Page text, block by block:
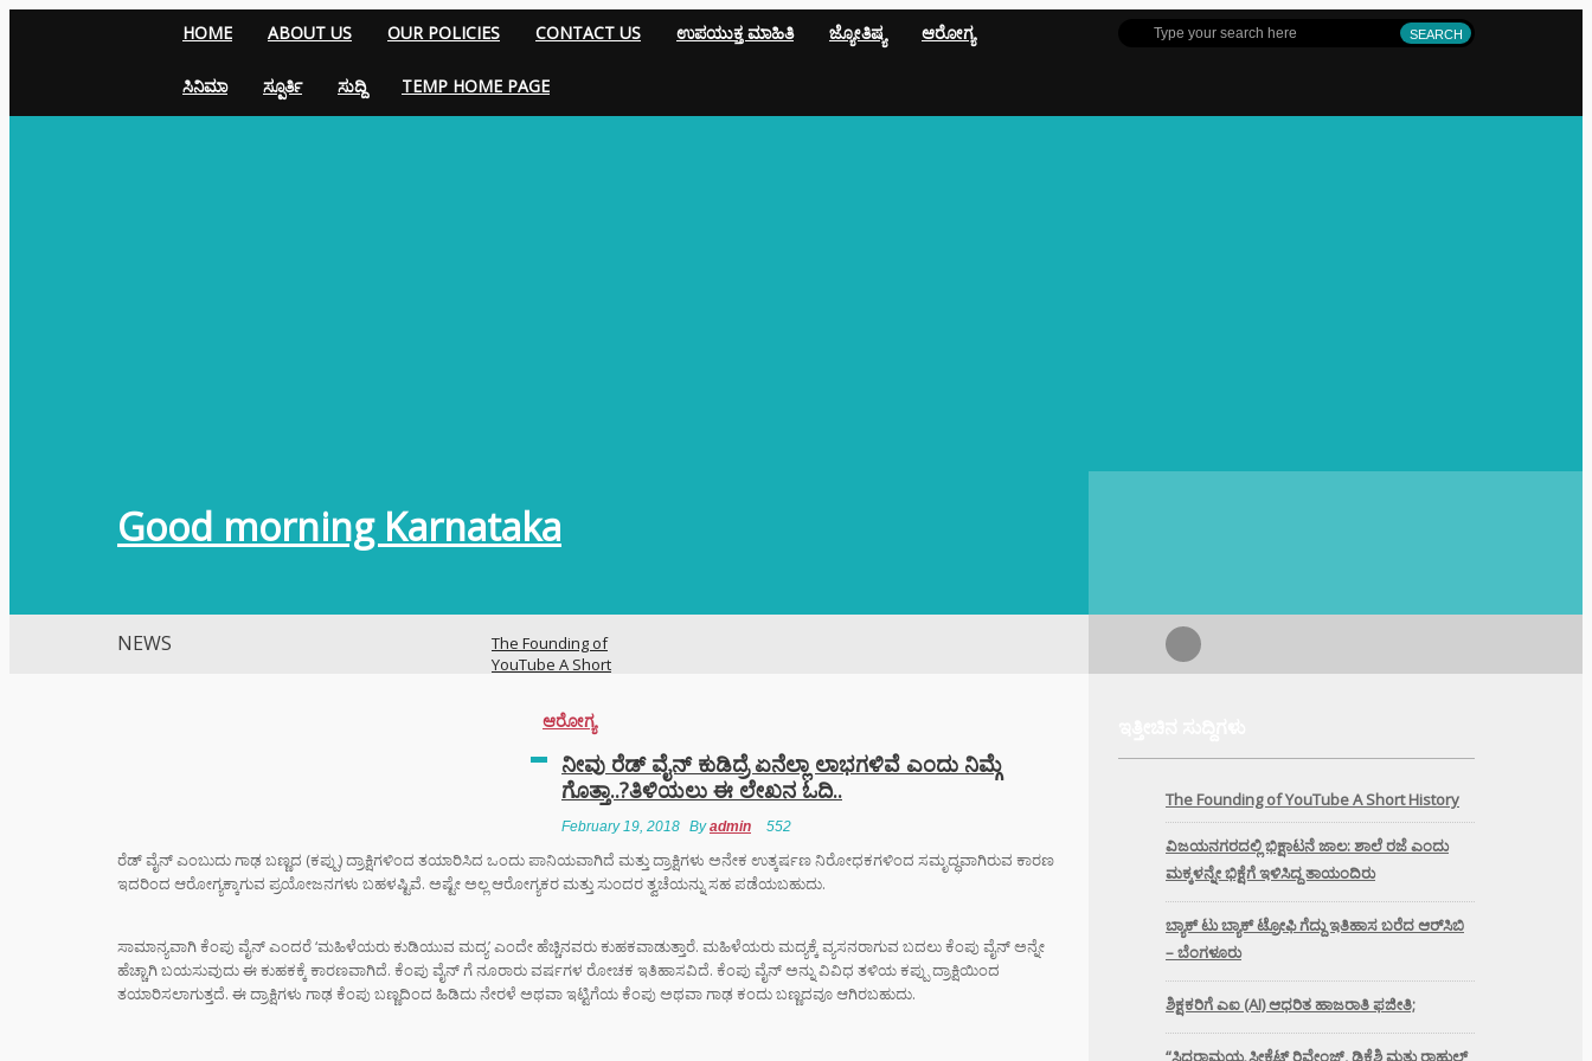
HOME ABOUT US OUR POLICIES CONTACT US ಉಪಯುಕ್ತ ಮಾಹಿತಿ ಜ್ಯೋತಿಷ್ಯ ಆರೋಗ್ಯ
ಸಿನಿಮಾ ಸ್ಪೂರ್ತಿ ಸುದ್ದಿ TEMP HOME PAGE
Good morning Karnataka
NEWS
The Founding of
YouTube A Short
ಭಿಕ್ಷಾಟನೆ ಜಾಲ: ಶಾಲೆ ರಜೆ
ಎಂದು ಮಕ್ಕಳನ್ನೇ ಭಿಕ್ಷೆಗೆ
ಇಳಿಸಿದ್ದ ತಾಯಂದಿರು
ಬ್ಯಾಕ್ ಟು ಬ್ಯಾಕ್ ಟ್ರೋಫಿ
ಆರ್‌ಸಿಬಿ – ಬೆಂಗಳೂರು
ಶಿಕ್ಷಕರಿಗೆ ಎಐ (AI)
ಆರೋಗ್ಯ
ನೀವು ರೆಡ್ ವೈನ್ ಕುಡಿದ್ರೆ ಏನೆಲ್ಲಾ ಲಾಭಗಳಿವೆ ಎಂದು ನಿಮ್ಗೆ
ಗೊತ್ತಾ..?ತಿಳಿಯಲು ಈ ಲೇಖನ ಓದಿ..
February 19, 2018 Byadmin 552
ರೆಡ್ ವೈನ್ ಎಂಬುದು ಗಾಢ ಬಣ್ಣದ (ಕಪ್ಪು) ದ್ರಾಕ್ಷಿಗಳಿಂದ ತಯಾರಿಸಿದ ಒಂದು ಪಾನಿಯವಾಗಿದೆ ಮತ್ತು ದ್ರಾಕ್ಷಿಗಳು ಅನೇಕ ಉತ್ಕರ್ಷಣ ನಿರೋಧಕಗಳಿಂದ ಸಮೃದ್ಧವಾಗಿರುವ ಕಾರಣ
ಇದರಿಂದ ಆರೋಗ್ಯಕ್ಕಾಗುವ ಪ್ರಯೋಜನಗಳು ಬಹಳಷ್ಟಿವೆ. ಅಷ್ಟೇ ಅಲ್ಲ ಆರೋಗ್ಯಕರ ಮತ್ತು ಸುಂದರ ತ್ವಚೆಯನ್ನು ಸಹ ಪಡೆಯಬಹುದು.
ಸಾಮಾನ್ಯವಾಗಿ ಕೆಂಪು ವೈನ್ ಎಂದರೆ ‘ಮಹಿಳೆಯರು ಕುಡಿಯುವ ಮದ್ಯ’ ಎಂದೇ ಹೆಚ್ಚಿನವರು ಕುಹಕವಾಡುತ್ತಾರೆ. ಮಹಿಳೆಯರು ಮದ್ಯಕ್ಕೆ ವ್ಯಸನರಾಗುವ ಬದಲು ಕೆಂಪು ವೈನ್ ಅನ್ನೇ
ಹೆಚ್ಚಾಗಿ ಬಯಸುವುದು ಈ ಕುಹಕಕ್ಕೆ ಕಾರಣವಾಗಿದೆ. ಕೆಂಪು ವೈನ್ ಗೆ ನೂರಾರು ವರ್ಷಗಳ ರೋಚಕ ಇತಿಹಾಸವಿದೆ. ಕೆಂಪು ವೈನ್ ಅನ್ನು ವಿವಿಧ ತಳಿಯ ಕಪ್ಪು ದ್ರಾಕ್ಷಿಯಿಂದ
ತಯಾರಿಸಲಾಗುತ್ತದೆ. ಈ ದ್ರಾಕ್ಷಿಗಳು ಗಾಢ ಕೆಂಪು ಬಣ್ಣದಿಂದ ಹಿಡಿದು ನೇರಳೆ ಅಥವಾ ಇಟ್ಟಿಗೆಯ ಕೆಂಪು ಅಥವಾ ಗಾಢ ಕಂದು ಬಣ್ಣದವೂ ಆಗಿರಬಹುದು.
The Founding of YouTube A Short History
ವಿಜಯನಗರದಲ್ಲಿ ಭಿಕ್ಷಾಟನೆ ಜಾಲ: ಶಾಲೆ ರಜೆ ಎಂದು
ಮಕ್ಕಳನ್ನೇ ಭಿಕ್ಷೆಗೆ ಇಳಿಸಿದ್ದ ತಾಯಂದಿರು
ಬ್ಯಾಕ್ ಟು ಬ್ಯಾಕ್ ಟ್ರೋಫಿ ಗೆದ್ದು ಇತಿಹಾಸ ಬರೆದ ಆರ್‌ಸಿಬಿ
– ಬೆಂಗಳೂರು
ಶಿಕ್ಷಕರಿಗೆ ಎಐ (AI) ಆಧರಿತ ಹಾಜರಾತಿ ಫಜೀತಿ;
“ಸಿದ್ದರಾಮಯ್ಯ ಸೀಕ್ರೆಟ್ ರಿವೇಂಜ್‌, ಡಿಕೆಶಿ ಮತ್ತು ರಾಹುಲ್‌